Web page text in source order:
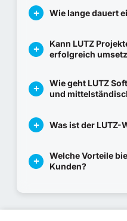
Wie lange dauert
Kann LUTZ
erfolgreich
Wie geht LUTZ
und
Was ist der LUTZ-
Welche Vorteile
Kunden?